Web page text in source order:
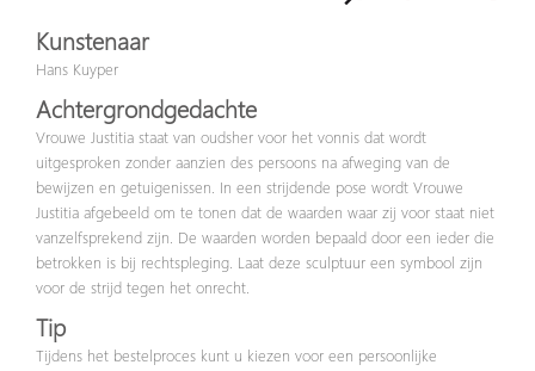
Kunstenaar
Hans Kuyper
Achtergrondgedachte
Vrouwe Justitia staat van oudsher voor het vonnis dat wordt
uitgesproken zonder aanzien des persoons na afweging van de
bewijzen en getuigenissen. In een strijdende pose wordt Vrouwe
Justitia afgebeeld om te tonen dat de waarden waar zij voor staat niet
vanzelfsprekend zijn. De waarden worden bepaald door een ieder die
betrokken is bij rechtspleging. Laat deze sculptuur een symbool zijn
voor de strijd tegen het onrecht.
Tip
Tijdens het bestelproces kunt u kiezen voor een persoonlijke